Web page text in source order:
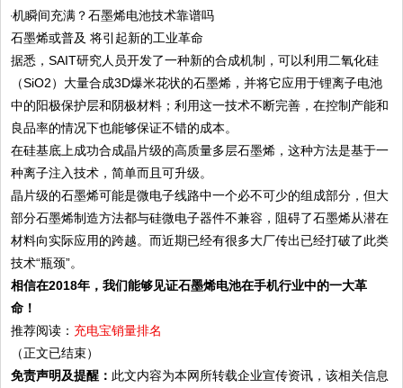
石墨烯或普及 将引起新的工业革命
据悉，SAIT研究人员开发了一种新的合成机制，可以利用二氧化硅
（SiO2）大量合成3D爆米花状的石墨烯，并将它应用于锂离子电池
中的阳极保护层和阴极材料；利用这一技术不断完善，在控制产能和
良品率的情况下也能够保证不错的成本。
在硅基底上成功合成晶片级的高质量多层石墨烯，这种方法是基于一
种离子注入技术，简单而且可升级。
晶片级的石墨烯可能是微电子线路中一个必不可少的组成部分，但大
部分石墨烯制造方法都与硅微电子器件不兼容，阻碍了石墨烯从潜在
材料向实际应用的跨越。而近期已经有很多大厂传出已经打破了此类
技术“瓶颈”。
相信在2018年，我们能够见证石墨烯电池在手机行业中的一大革
命！
推荐阅读： 充电宝销量排名
（正文已结束）
免责声明及提醒： 此文内容为本网所转载企业宣传资讯，该相关信息